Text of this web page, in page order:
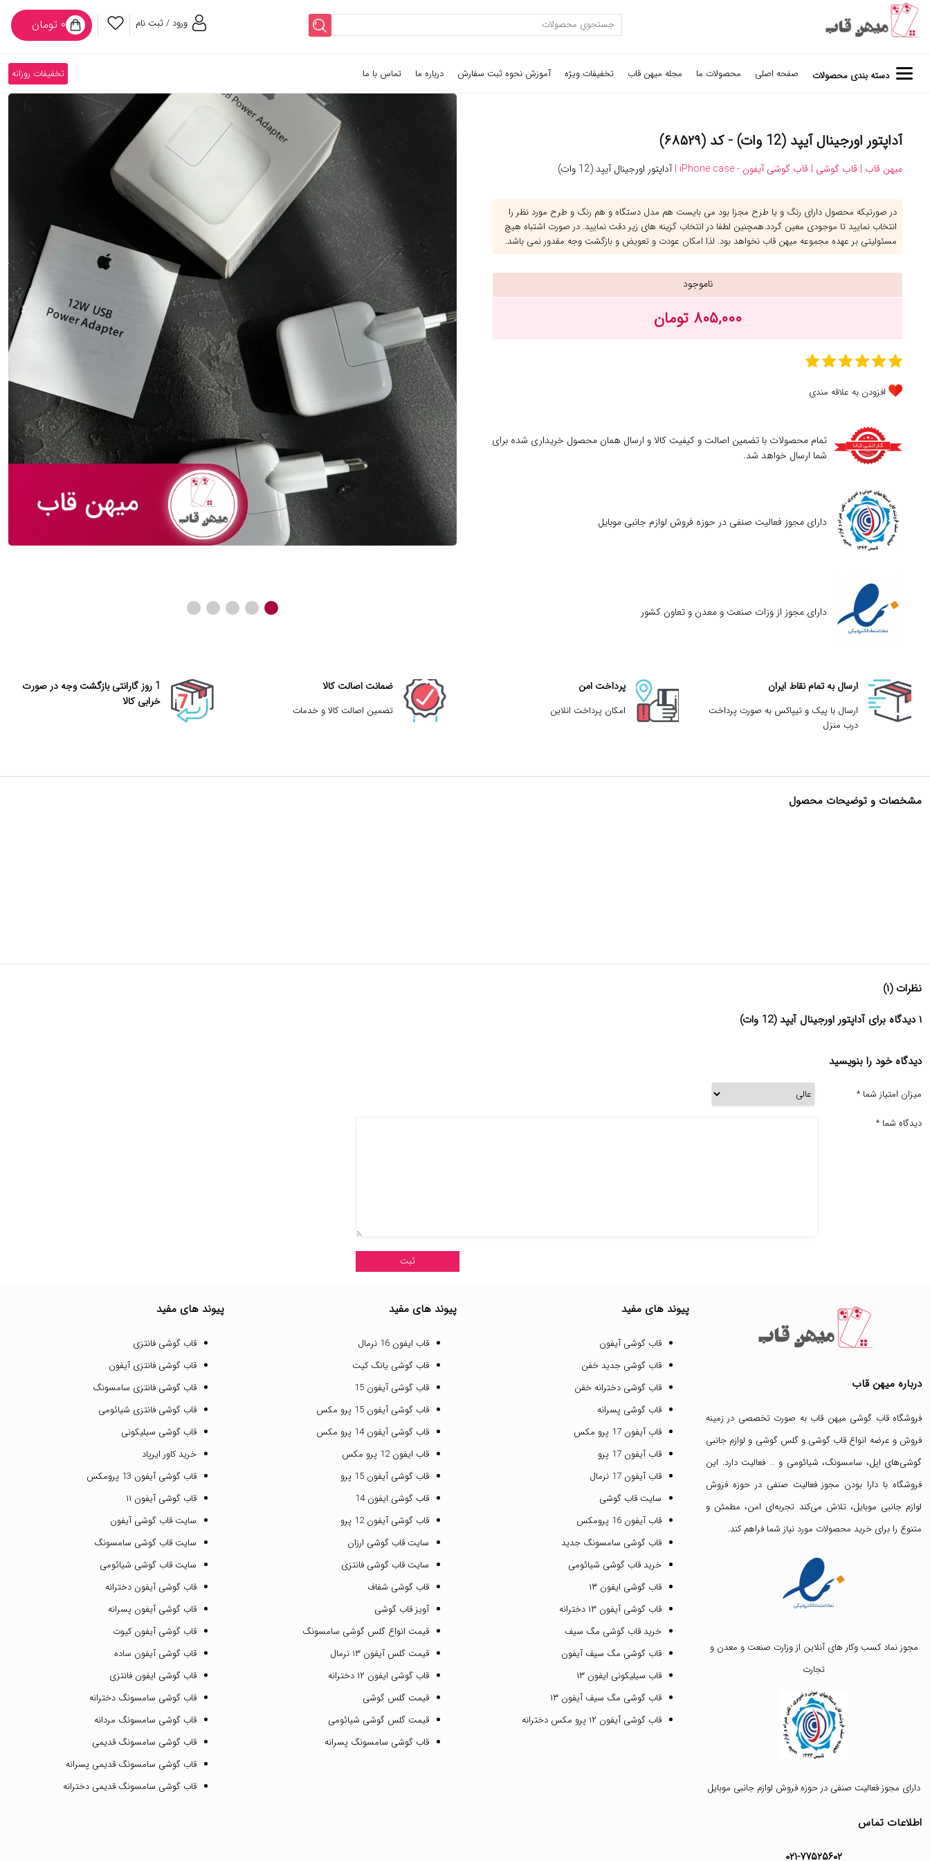
ورود / ثبت نام ۰ تومان
دسته بندی محصولات صفحه اصلی محصولات ما مجله میهن قاب تخفیفات ویژه آموزش نحوه ثبت سفارش درباره ما تماس با ما تخفیفات روزانه
آداپتور اورجینال آیپد (12 وات) - کد (۶۸۵۲۹)
میهن قاب | قاب گوشی | قاب گوشی آیفون - iPhone case | آداپتور اورجینال آیپد (12 وات)
در صورتیکه محصول دارای رنگ و یا طرح مجزا بود می بایست هم مدل دستگاه و هم رنگ و طرح مورد نظر را
انتخاب نمایید تا موجودی معین گردد.همچنین لطفا در انتخاب گزینه های زیر دقت نمایید. در صورت اشتباه هیچ
مسئولیتی بر عهده مجموعه میهن قاب نخواهد بود. لذا امکان عودت و تعویض و بازگشت وجه مقدور نمی باشد.
ناموجود
۸۰۵,۰۰۰ تومان
افزودن به علاقه مندی
تمام محصولات با تضمین اصالت و کیفیت کالا و ارسال همان محصول خریداری شده برای
شما ارسال خواهد شد.
دارای مجوز فعالیت صنفی در حوزه فروش لوازم جانبی موبایل
دارای مجوز از وزات صنعت و معدن و تعاون کشور
ارسال به تمام نقاط ایران
ارسال با پیک و تیپاکس به صورت پرداخت
درب منزل
پرداخت امن
امکان پرداخت انلاین
ضمانت اصالت کالا
تضمین اصالت کالا و خدمات
1 روز گارانتی بازگشت وجه در صورت
خرابی کالا
مشخصات و توضیحات محصول
نظرات (۱)
۱ دیدگاه برای آداپتور اورجینال آیپد (12 وات)
دیدگاه خود را بنویسید
میزان امتیاز شما *
دیدگاه شما *
درباره میهن قاب
فروشگاه قاب گوشی میهن قاب به صورت تخصصی در زمینه
فروش و عرضه انواع قاب گوشی وگلس گوشی و لوازم جانبی
گوشی‌های اپل، سامسونگ، شیائومی و … فعالیت دارد. این
فروشگاه با دارا بودن مجوز فعالیت صنفی در حوزه فروش
لوازم جانبی موبایل، تلاش می‌کند تجربه‌ای امن، مطمئن و
متنوع را برای خرید محصولات مورد نیاز شما فراهم کند.
مجوز نماد کسب وکار های آنلاین از وزارت صنعت و معدن و
تجارت
دارای مجوز فعالیت صنفی در حوزه فروش لوازم جانبی موبایل
اطلاعات تماس
۰۲۱-۷۷۵۲۵۶۰۲
پیوند های مفید
قاب گوشی آیفون
قاب گوشی جدید خفن
قاب گوشی دخترانه خفن
قاب گوشی پسرانه
قاب آیفون 17 پرو مکس
قاب آیفون 17 پرو
قاب آیفون 17 نرمال
سایت قاب گوشی
قاب آیفون 16 پرومکس
قاب گوشی سامسونگ جدید
خرید قاب گوشی شیائومی
قاب گوشی ایفون ۱۳
قاب گوشی آیفون ۱۳ دخترانه
خرید قاب گوشی مگ سیف
قاب گوشی مگ سیف آیفون
قاب سیلیکونی ایفون ۱۳
قاب گوشی مگ سیف آیفون ۱۳
قاب گوشی آیفون ۱۲ پرو مکس دخترانه
پیوند های مفید
قاب ایفون 16 نرمال
قاب گوشی یانگ کیت
قاب گوشی آیفون 15
قاب گوشی آیفون 15 پرو مکس
قاب گوشی آیفون 14 پرو مکس
قاب ایفون 12 پرو مکس
قاب گوشی آیفون 15 پرو
قاب گوشی ایفون 14
قاب گوشی آیفون 12 پرو
سایت قاب گوشی ارزان
سایت قاب گوشی فانتزی
قاب گوشی شفاف
آویز قاب گوشی
قیمت انواع گلس گوشی سامسونگ
قیمت گلس آیفون ۱۳ نرمال
قاب گوشی ایفون ۱۲ دخترانه
قیمت گلس گوشی
قیمت گلس گوشی شیائومی
قاب گوشی سامسونگ پسرانه
پیوند های مفید
قاب گوشی فانتزی
قاب گوشی فانتزی آیفون
قاب گوشی فانتزی سامسونگ
قاب گوشی فانتزی شیائومی
قاب گوشی سیلیکونی
خرید کاور ایرپاد
قاب گوشی آیفون 13 پرومکس
قاب گوشی آیفون ۱۱
سایت قاب گوشی آیفون
سایت قاب گوشی سامسونگ
سایت قاب گوشی شیائومی
قاب گوشی آیفون دخترانه
قاب گوشی آیفون پسرانه
قاب گوشی آیفون کیوت
قاب گوشی آیفون ساده
قاب گوشی ایفون فانتزی
قاب گوشی سامسونگ دخترانه
قاب گوشی سامسونگ مردانه
قاب گوشی سامسونگ قدیمی
قاب گوشی سامسونگ قدیمی پسرانه
قاب گوشی سامسونگ قدیمی دخترانه